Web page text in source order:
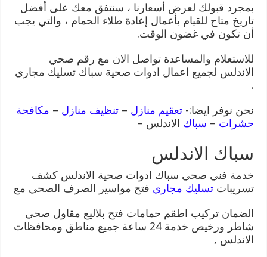
بمجرد قبولك لعرض أسعارنا ، سنتفق معك على أفضل
تاريخ متاح للقيام بأعمال إعادة طلاء الحمام ، والتي يجب
أن تكون في غضون الوقت.
للاستعلام والمساعدة تواصل الان مع رقم صحي
الاندلس لجميع اعمال ادوات صحية سباك تسليك مجاري
.
نحن نوفر ايضا:-تعقيم منازل –تنظيف منازل – مكافحة
حشرات – سباك الاندلس –
سباك الاندلس
خدمة فني صحي سباك ادوات صحية الاندلس كشف
تسريباتتسليك مجاري فتح مواسير الصرف الصحي مع
الضمان تركيب اطقم حمامات فتح بلاليع مقاول صحي
شاطر ورخيص خدمة 24 ساعة جميع مناطق ومحافظات
الاندلس ,